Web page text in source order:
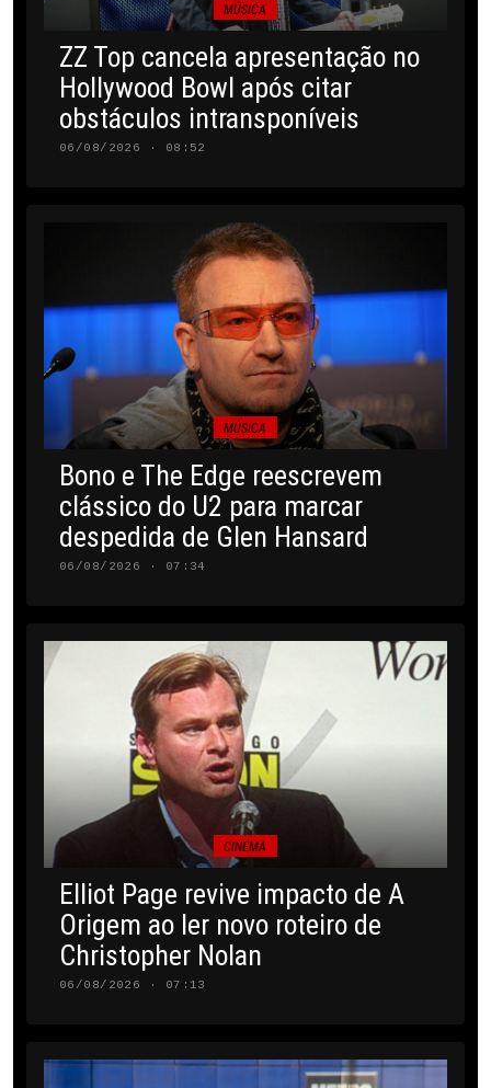
MÚSICA
ZZ Top cancela apresentação no
Hollywood Bowl após citar
obstáculos intransponíveis
06/08/2026 · 08:52
MÚSICA
Bono e The Edge reescrevem
clássico do U2 para marcar
despedida de Glen Hansard
06/08/2026 · 07:34
CINEMA
Elliot Page revive impacto de A
Origem ao ler novo roteiro de
Christopher Nolan
06/08/2026 · 07:13